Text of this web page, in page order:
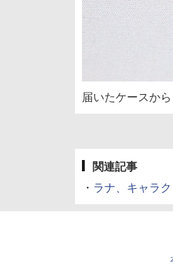
届いたケースか
関連記事
・ ラナ、キャラ